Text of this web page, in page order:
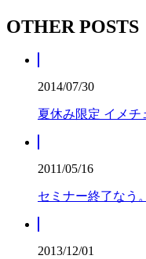
OTHER POSTS
2014/07/30
夏休み限定 イメチ
2011/05/16
セミナー終了なう
2013/12/01